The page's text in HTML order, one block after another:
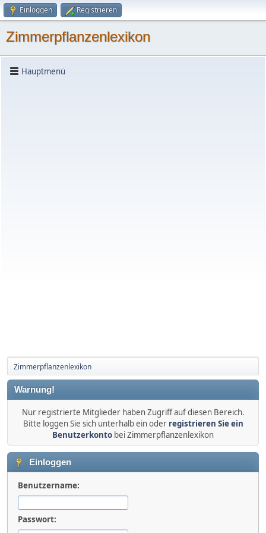
Einloggen Registrieren
Zimmerpflanzenlexikon
Hauptmenü
Zimmerpflanzenlexikon
Warnung!
Nur registrierte Mitglieder haben Zugriff auf diesen Bereich.
Bitte loggen Sie sich unterhalb ein oder registrieren Sie ein
Benutzerkonto bei Zimmerpflanzenlexikon
Einloggen
Benutzername:
Passwort: